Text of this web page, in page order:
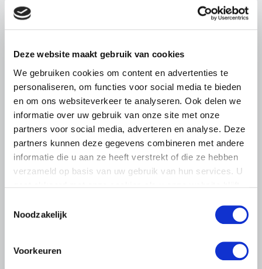
Deze website maakt gebruik van cookies
We gebruiken cookies om content en advertenties te
personaliseren, om functies voor social media te bieden
en om ons websiteverkeer te analyseren. Ook delen we
informatie over uw gebruik van onze site met onze
partners voor social media, adverteren en analyse. Deze
partners kunnen deze gegevens combineren met andere
informatie die u aan ze heeft verstrekt of die ze hebben
verzameld op basis van uw gebruik van hun services. U
Noodzakelijk
Voorkeuren
dreigende onteigening
pluimveehouders
leden op om op vrijdagochtend 14 augustus massaal naar
komen…
Lees meer